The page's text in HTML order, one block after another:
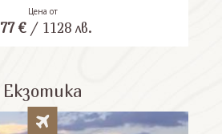
Цена от
€/ 1128 лв.
Екзотика